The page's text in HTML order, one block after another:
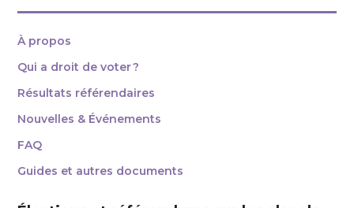
À propos
Qui a droit de voter ?
Résultats référendaires
Nouvelles & Événements
FAQ
Guides et autres documents